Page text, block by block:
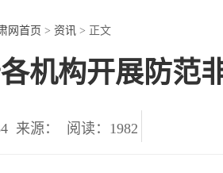
网首页 > 资讯 > 正文
机构开展防范
来源： 阅读：1982